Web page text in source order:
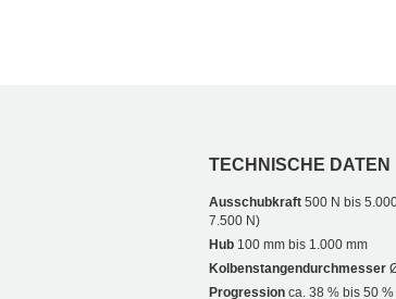
TECHNISCHE DATEN
Ausschubkraft 500 N bis
7.500 N)
Hub 100 mm bis 1.000 mm
Kolbenstangendurchmesser
Progression ca. 38 % bis 50 %